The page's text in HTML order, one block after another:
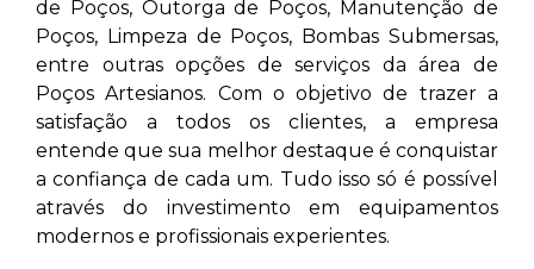
de Poços, Outorga de Poços, Manutenção de
Poços, Limpeza de Poços, Bombas Submersas,
entre outras opções de serviços da área de
Poços Artesianos. Com o objetivo de trazer a
satisfação a todos os clientes, a empresa
entende que sua melhor destaque é conquistar
a confiança de cada um. Tudo isso só é possível
através do investimento em equipamentos
modernos e profissionais experientes.